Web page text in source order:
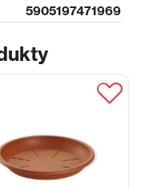
5905197471969